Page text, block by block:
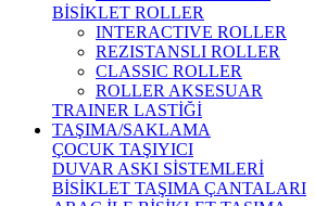
BİSİKLET ROLLER
INTERACTIVE ROLLER
REZISTANSLI ROLLER
CLASSIC ROLLER
ROLLER AKSESUAR
TRAINER LASTİĞİ
TAŞIMA/SAKLAMA
ÇOCUK TAŞIYICI
DUVAR ASKI SİSTEMLERİ
BİSİKLET TAŞIMA ÇANTALARI